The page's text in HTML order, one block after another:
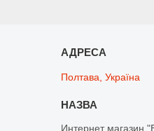
Полтава, Україна
Интернет магазин